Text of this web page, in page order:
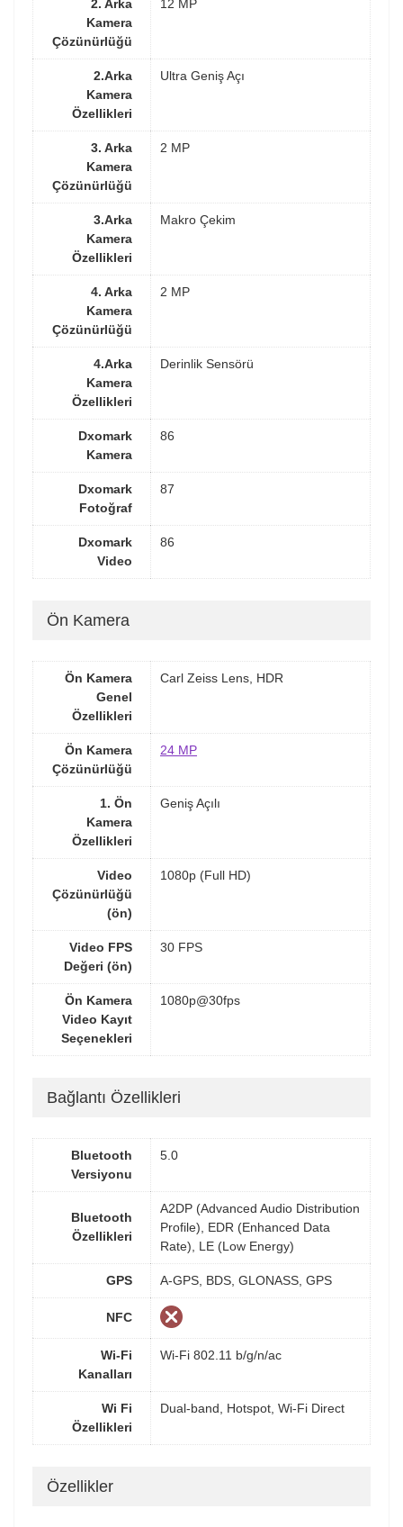
2. Arka
Kamera
Çözünürlüğü
12 MP
2.Arka
Kamera
Özellikleri
Ultra Geniş Açı
3. Arka
Kamera
Çözünürlüğü
2 MP
3.Arka
Kamera
Özellikleri
Makro Çekim
4. Arka
Kamera
Çözünürlüğü
2 MP
4.Arka
Kamera
Özellikleri
Derinlik Sensörü
Dxomark
Kamera
86
Dxomark
Fotoğraf
87
Dxomark
Video
86
Ön Kamera
Ön Kamera
Genel
Özellikleri
Carl Zeiss Lens, HDR
Ön Kamera
Çözünürlüğü
24 MP
1. Ön
Kamera
Özellikleri
Geniş Açılı
Video
Çözünürlüğü
(ön)
1080p (Full HD)
Video FPS
Değeri (ön)
30 FPS
Ön Kamera
Video Kayıt
Seçenekleri
1080p@30fps
Bağlantı Özellikleri
Bluetooth
Versiyonu
5.0
Bluetooth
Özellikleri
A2DP (Advanced Audio Distribution
Profile), EDR (Enhanced Data
Rate), LE (Low Energy)
GPS A-GPS, BDS, GLONASS, GPS
NFC
Wi-Fi
Kanalları
Wi-Fi 802.11 b/g/n/ac
Wi Fi
Özellikleri
Dual-band, Hotspot, Wi-Fi Direct
Özellikler